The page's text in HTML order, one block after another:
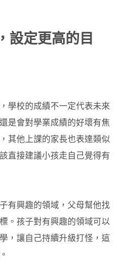
設定更高的目
學校的成績不一定代表未來
是會對學業成績的好壞有焦
其他上課的家長也表達類似
直接建議小孩走自己覺得有
有興趣的領域，父母幫他找
。孩子對有興趣的領域可以
，讓自己持續升級打怪，這